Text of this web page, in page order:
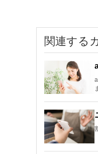
関連する